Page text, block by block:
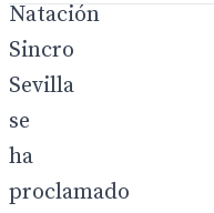
Natación
Sincro
Sevilla
se
ha
proclamado